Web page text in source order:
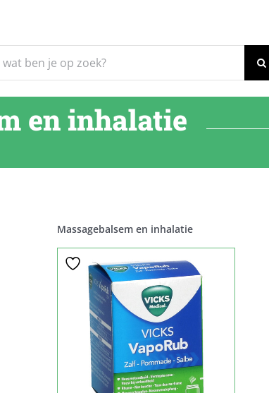
en inhalatie
Massagebalsem en inhalatie